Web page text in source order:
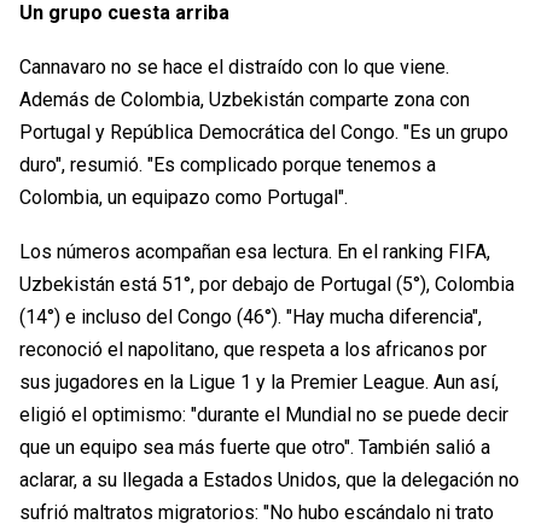
Un grupo cuesta arriba
Cannavaro no se hace el distraído con lo que viene.
Además de Colombia, Uzbekistán comparte zona con
Portugal y República Democrática del Congo. "Es un grupo
duro", resumió. "Es complicado porque tenemos a
Colombia, un equipazo como Portugal".
Los números acompañan esa lectura. En el ranking FIFA,
Uzbekistán está 51°, por debajo de Portugal (5°), Colombia
(14°) e incluso del Congo (46°). "Hay mucha diferencia",
reconoció el napolitano, que respeta a los africanos por
sus jugadores en la Ligue 1 y la Premier League. Aun así,
eligió el optimismo: "durante el Mundial no se puede decir
que un equipo sea más fuerte que otro". También salió a
aclarar, a su llegada a Estados Unidos, que la delegación no
sufrió maltratos migratorios: "No hubo escándalo ni trato